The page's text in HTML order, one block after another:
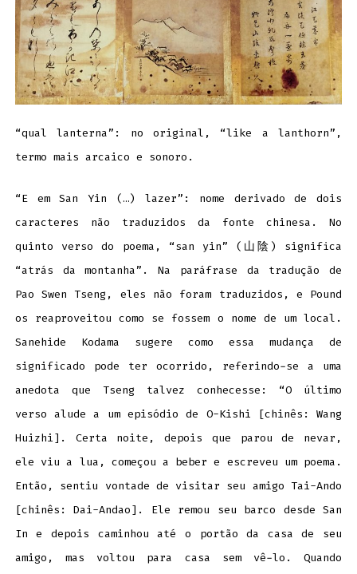
“qual lanterna”: no original, “like a lanthorn”,
termo mais arcaico e sonoro.
“E em San Yin (…) lazer”: nome derivado de dois
caracteres não traduzidos da fonte chinesa. No
quinto verso do poema, “san yin” (山陰) significa
“atrás da montanha”. Na paráfrase da tradução de
Pao Swen Tseng, eles não foram traduzidos, e Pound
os reaproveitou como se fossem o nome de um local.
Sanehide Kodama sugere como essa mudança de
significado pode ter ocorrido, referindo-se a uma
anedota que Tseng talvez conhecesse: “O último
verso alude a um episódio de O-Kishi [chinês: Wang
Huizhi]. Certa noite, depois que parou de nevar,
ele viu a lua, começou a beber e escreveu um poema.
Então, sentiu vontade de visitar seu amigo Tai-Ando
[chinês: Dai-Andao]. Ele remou seu barco desde San
In e depois caminhou até o portão da casa de seu
amigo, mas voltou para casa sem vê-lo. Quando